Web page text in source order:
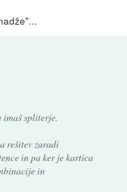
imaš spliterje.
rešitev zaradi
in pa ker je kartica
in